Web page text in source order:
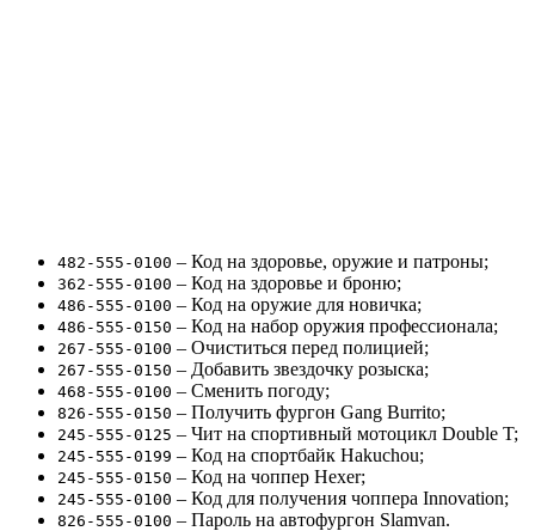
482-555-0100 – Код на здоровье, оружие и патроны;
362-555-0100 – Код на здоровье и броню;
486-555-0100 – Код на оружие для новичка;
486-555-0150 – Код на набор оружия профессионала;
267-555-0100 – Очиститься перед полицией;
267-555-0150 – Добавить звездочку розыска;
468-555-0100 – Сменить погоду;
826-555-0150 – Получить фургон Gang Burrito;
245-555-0125 – Чит на спортивный мотоцикл Double T;
245-555-0199 – Код на спортбайк Hakuchou;
245-555-0150 – Код на чоппер Hexer;
245-555-0100 – Код для получения чоппера Innovation;
826-555-0100 – Пароль на автофургон Slamvan.